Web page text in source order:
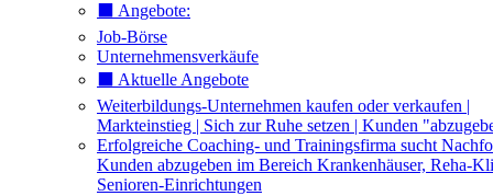
⬛️ Angebote:
Job-Börse
Unternehmensverkäufe
⬛️ Aktuelle Angebote
Weiterbildungs-Unternehmen kaufen oder verkaufen |
Markteinstieg | Sich zur Ruhe setzen | Kunden
Erfolgreiche Coaching- und Trainingsfirma sucht
Kunden abzugeben im Bereich Krankenhäuser, Reha-
Senioren-Einrichtungen